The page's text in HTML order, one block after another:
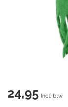
24,95 Incl. btw